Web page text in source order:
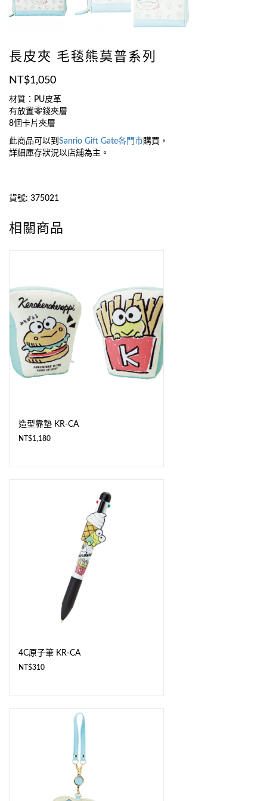
長皮夾 毛毯熊莫普系列
NT$1,050
材質：PU皮革
有放置零錢夾層
8個卡片夾層
此商品可以到 Sanrio Gift Gate各門市 購買，
詳細庫存狀況以店舖為主。
貨號: 375021
相關商品
造型靠墊 KR-CA
NT$1,180
4C原子筆 KR-CA
NT$310